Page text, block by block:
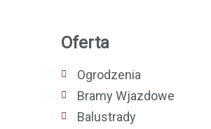
Oferta
Ogrodzenia
Bramy Wjazdowe
Balustrady